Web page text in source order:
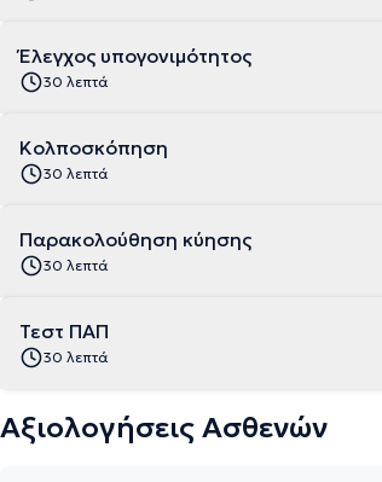
Έλεγχος υπογονιμότητος
30 λεπτά
Κολποσκόπηση
30 λεπτά
Παρακολούθηση κύησης
30 λεπτά
Τεστ ΠΑΠ
30 λεπτά
Αξιολογήσεις Ασθενών